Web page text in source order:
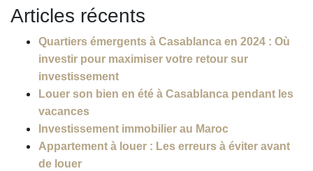
Articles récents
Quartiers émergents à Casablanca en 2024 : Où
investir pour maximiser votre retour sur
investissement
Louer son bien en été à Casablanca pendant les
vacances
Investissement immobilier au Maroc
Appartement à louer : Les erreurs à éviter avant
de louer